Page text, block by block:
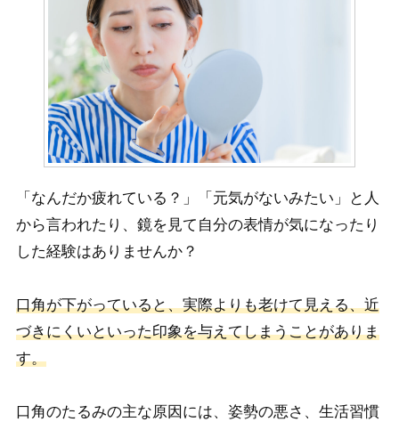
「なんだか疲れている？」「元気がないみたい」と人
から言われたり、鏡を見て自分の表情が気になったり
した経験はありませんか？
口角が下がっていると、実際よりも老けて見える、近
づきにくいといった印象を与えてしまうことがありま
す。
口角のたるみの主な原因には、姿勢の悪さ、生活習慣